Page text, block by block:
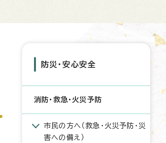
防災・安心安全
消防・救急・火災予防
市民の方へ（救急・火災予防・災
害への備え）